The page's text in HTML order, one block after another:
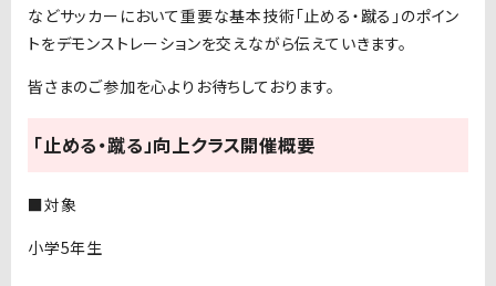
などサッカーにおいて重要な基本技術「止める・蹴る」のポイン
トをデモンストレーションを交えながら伝えていきます。
皆さまのご参加を心よりお待ちしております。
「止める・蹴る」向上クラス開催概要
■対象
小学5年生